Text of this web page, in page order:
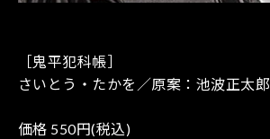
［鬼平犯科帳］
さいとう・たかを／原案：池波正太郎
価格 550円(税込)